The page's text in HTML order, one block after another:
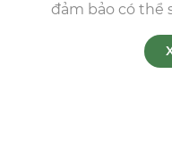
đảm bảo có thể